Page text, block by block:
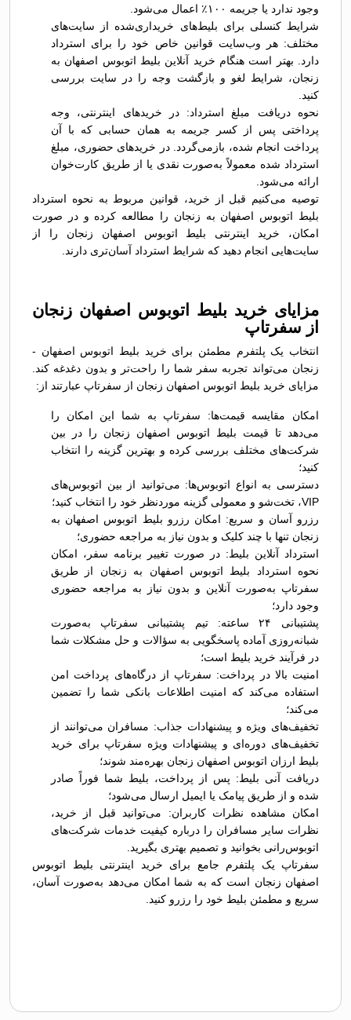
وجود ندارد یا جریمه ۱۰۰٪ اعمال می‌شود.
شرایط کنسلی برای بلیط‌های خریداری‌شده از سایت‌های
مختلف: هر وب‌سایت قوانین خاص خود را برای استرداد
دارد. بهتر است هنگام خرید آنلاین بلیط اتوبوس اصفهان به
زنجان، شرایط لغو و بازگشت وجه را در سایت بررسی
کنید.
نحوه دریافت مبلغ استرداد: در خریدهای اینترنتی، وجه
پرداختی پس از کسر جریمه به همان حسابی که با آن
پرداخت انجام شده، بازمی‌گردد. در خریدهای حضوری، مبلغ
استرداد شده معمولاً به‌صورت نقدی یا از طریق کارت‌خوان
ارائه می‌شود.
توصیه می‌کنیم قبل از خرید، قوانین مربوط به نحوه استرداد
بلیط اتوبوس اصفهان به زنجان را مطالعه کرده و در صورت
امکان، خرید اینترنتی بلیط اتوبوس اصفهان زنجان را از
سایت‌هایی انجام دهید که شرایط استرداد آسان‌تری دارند.
مزایای خرید بلیط اتوبوس اصفهان زنجان
از سفرتاپ
انتخاب یک پلتفرم مطمئن برای خرید بلیط اتوبوس اصفهان -
زنجان می‌تواند تجربه سفر شما را راحت‌تر و بدون دغدغه کند.
مزایای خرید بلیط اتوبوس اصفهان زنجان از سفرتاپ عبارتند از:
امکان مقایسه قیمت‌ها: سفرتاپ به شما این امکان را
می‌دهد تا قیمت بلیط اتوبوس اصفهان زنجان را در بین
شرکت‌های مختلف بررسی کرده و بهترین گزینه را انتخاب
کنید؛
دسترسی به انواع اتوبوس‌ها: می‌توانید از بین اتوبوس‌های
VIP، تخت‌شو و معمولی گزینه موردنظر خود را انتخاب کنید؛
رزرو آسان و سریع: امکان رزرو بلیط اتوبوس اصفهان به
زنجان تنها با چند کلیک و بدون نیاز به مراجعه حضوری؛
استرداد آنلاین بلیط: در صورت تغییر برنامه سفر، امکان
نحوه استرداد بلیط اتوبوس اصفهان به زنجان از طریق
سفرتاپ به‌صورت آنلاین و بدون نیاز به مراجعه حضوری
وجود دارد؛
پشتیبانی ۲۴ ساعته: تیم پشتیبانی سفرتاپ به‌صورت
شبانه‌روزی آماده پاسخگویی به سؤالات و حل مشکلات شما
در فرآیند خرید بلیط است؛
امنیت بالا در پرداخت: سفرتاپ از درگاه‌های پرداخت امن
استفاده می‌کند که امنیت اطلاعات بانکی شما را تضمین
می‌کند؛
تخفیف‌های ویژه و پیشنهادات جذاب: مسافران می‌توانند از
تخفیف‌های دوره‌ای و پیشنهادات ویژه سفرتاپ برای خرید
بلیط ارزان اتوبوس اصفهان زنجان بهره‌مند شوند؛
دریافت آنی بلیط: پس از پرداخت، بلیط شما فوراً صادر
شده و از طریق پیامک یا ایمیل ارسال می‌شود؛
امکان مشاهده نظرات کاربران: می‌توانید قبل از خرید،
نظرات سایر مسافران را درباره کیفیت خدمات شرکت‌های
اتوبوس‌رانی بخوانید و تصمیم بهتری بگیرید.
سفرتاپ یک پلتفرم جامع برای خرید اینترنتی بلیط اتوبوس
اصفهان زنجان است که به شما امکان می‌دهد به‌صورت آسان،
سریع و مطمئن بلیط خود را رزرو کنید.